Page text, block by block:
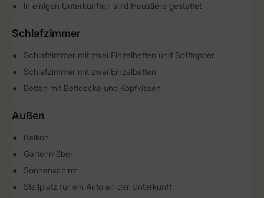
In einigen Unterkünften sind Haustiere gestattet
Schlafzimmer
Schlafzimmer mit zwei Einzelbetten und Softtopper
Schlafzimmer mit zwei Einzelbetten
Betten mit Bettdecke und Kopfkissen
Außen
Balkon
Gartenmöbel
Sonnenschirm
Stellplatz für ein Auto an der Unterkunft